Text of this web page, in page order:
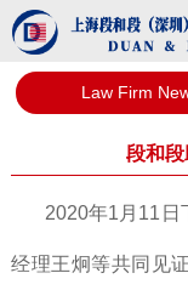
Law Firm
段和
2020年1月11日
经理王炯等共同见